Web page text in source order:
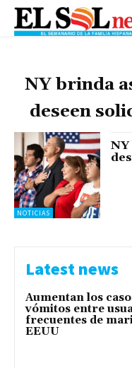
NY brinda
deseen
NOTICIAS
NY
Latest news
Aumentan los
vómitos entre
frecuentes de
EEUU